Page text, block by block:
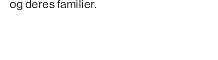
og deres familier.